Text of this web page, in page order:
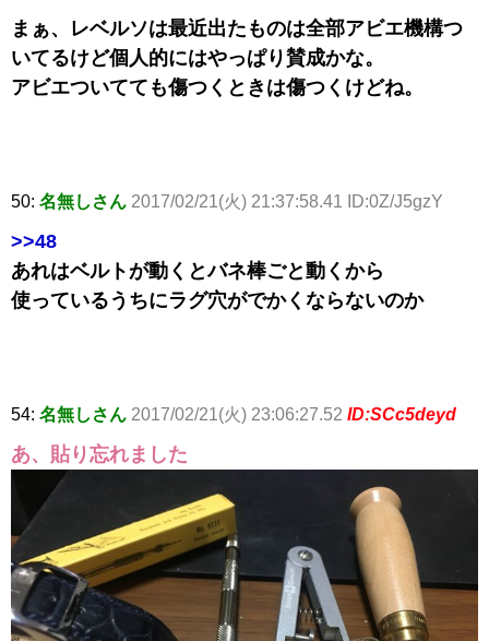
まぁ、レベルソは最近出たものは全部アビエ機構つ
いてるけど個人的にはやっぱり賛成かな。
アビエついてても傷つくときは傷つくけどね。
50: 名無しさん 2017/02/21(火) 21:37:58.41 ID:0Z/J5gzY
>>48
あれはベルトが動くとバネ棒ごと動くから
使っているうちにラグ穴がでかくならないのか
54: 名無しさん 2017/02/21(火) 23:06:27.52 ID:SCc5deyd
あ、貼り忘れました